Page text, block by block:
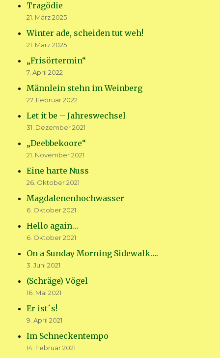
Tragödie
21. März 2025
Winter ade, scheiden tut weh!
21. März 2025
„Frisörtermin“
7. April 2022
Männlein stehn im Weinberg
27. Februar 2022
Let it be – Jahreswechsel
31. Dezember 2021
„Deebbekoore“
21. November 2021
Eine harte Nuss
26. Oktober 2021
Magdalenenhochwasser
6. Oktober 2021
Hello again…
6. Oktober 2021
On a Sunday Morning Sidewalk….
3. Juni 2021
(Schräge) Vögel
16. Mai 2021
Er ist´s!
9. April 2021
Im Schneckentempo
14. Februar 2021